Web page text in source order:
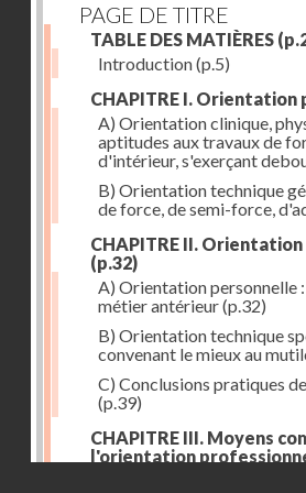
PAGE DE TITRE
TABLE DES MATIÈRES
Introduction(p.5)
CHAPITRE I.
A) Orientation clinique,
aptitudes aux travaux de
d'intérieur, s'exerçant
B) Orientation technique
de force, de semi-force,
CHAPITRE II.
(p.32)
A) Orientation personnelle
métier antérieur(p.32)
B) Orientation technique
convenant le mieux au
C) Conclusions pratiques
(p.39)
CHAPITRE III. Moyens
l'orientation